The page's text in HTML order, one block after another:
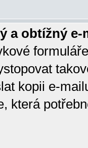
a obtížný
kopii e-
která